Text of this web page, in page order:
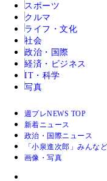
スポーツ
クルマ
ライフ・文化
社会
政治・国際
経済・ビジネス
IT・科学
写真
週プレNEWS TOP
新着ニュース
政治・国際ニュース
「小泉進次郎」みんな
画像・写真